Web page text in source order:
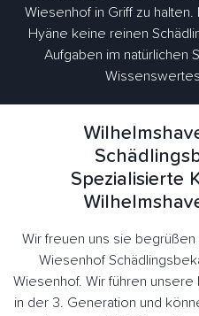
Wiesenhof in Griff zu
Hyäne keine reinen
Aufgaben im natürlichen
Spezialisierte
Wir freuen uns sie
Wiesenhof
Wiesenhof. Wir führen
in der 3. Generation und